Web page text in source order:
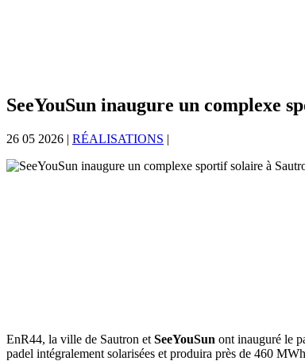
SeeYouSun inaugure un complexe
26 05 2026 | RÉALISATIONS |
EnR44, la ville de Sautron et SeeYouSun ont inauguré le
padel intégralement solarisées et produira près de 460